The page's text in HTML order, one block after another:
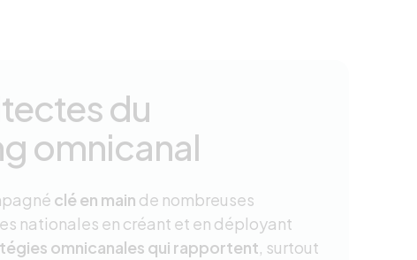
du
omnicanal
clé en main de nombreuses
nationales en créant et en déployant
omnicanales qui rapportent, surtout